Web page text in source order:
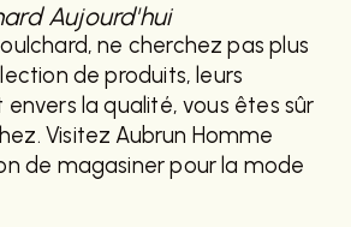
Aujourd'hui
ne cherchez pas plus
de produits, leurs
la qualité, vous êtes sûr
Visitez Aubrun Homme
de magasiner pour la mode